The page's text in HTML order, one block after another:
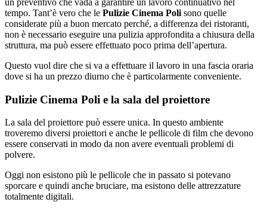
tempo. Tant’è vero che le Pulizie Cinema Poli sono quelle
considerate più a buon mercato perché, a differenza dei ristoranti,
non è necessario eseguire una pulizia approfondita a chiusura della
struttura, ma può essere effettuato poco prima dell’apertura.
Questo vuol dire che si va a effettuare il lavoro in una fascia oraria
dove si ha un prezzo diurno che è particolarmente conveniente.
Pulizie Cinema Poli e la sala del proiettore
La sala del proiettore può essere unica. In questo ambiente
troveremo diversi proiettori e anche le pellicole di film che devono
essere conservati in modo da non avere eventuali problemi di
polvere.
Oggi non esistono più le pellicole che in passato si potevano
sporcare e quindi anche bruciare, ma esistono delle attrezzature
totalmente digitali.